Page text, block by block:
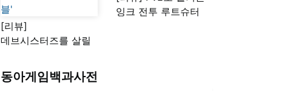
[리뷰]
데브시스터즈를 살릴
쿠키런 방치형 신작
'쿠키런 크럼블'
잉크 전투 루트슈터
동아게임백과사전